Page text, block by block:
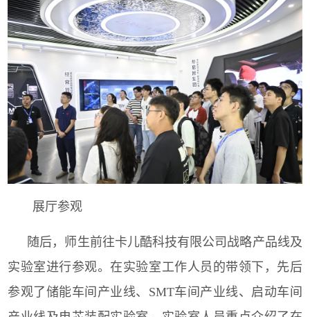
展厅参观
随后，师生前往卡儿酷科技有限公司战略产品线及
实验室进行参观。在实验室工作人员的带领下，先后
参观了储能车间产业线、 SMT车间产业线、启动车间